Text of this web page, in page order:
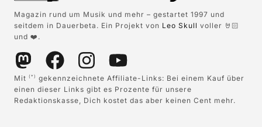
Magazin rund um Musik und mehr – gestartet 1997 und
seitdem in Dauerbeta. Ein Projekt von Leo Skull voller 🤘🏻
und ❤️.
Mit (*)
gekennzeichnete Affiliate-Links: Bei einem Kauf über
einen dieser Links gibt es Prozente für unsere
Redaktionskasse, Dich kostet das aber keinen Cent mehr.